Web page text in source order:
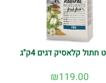
חתול קלאסיק דגים 4ק"ג
₪119.00